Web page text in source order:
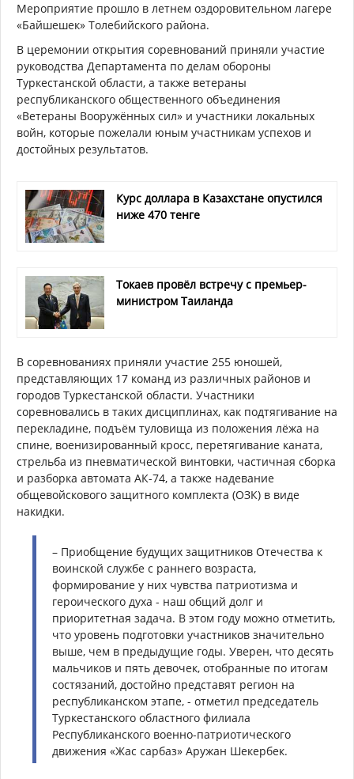
Мероприятие прошло в летнем оздоровительном лагере
«Байшешек» Толебийского района.
В церемонии открытия соревнований приняли участие
руководства Департамента по делам обороны
Туркестанской области, а также ветераны
республиканского общественного объединения
«Ветераны Вооружённых сил» и участники локальных
войн, которые пожелали юным участникам успехов и
достойных результатов.
Курс доллара в Казахстане опустился
ниже 470 тенге
Токаев провёл встречу с премьер-
министром Таиланда
В соревнованиях приняли участие 255 юношей,
представляющих 17 команд из различных районов и
городов Туркестанской области. Участники
соревновались в таких дисциплинах, как подтягивание на
перекладине, подъём туловища из положения лёжа на
спине, военизированный кросс, перетягивание каната,
стрельба из пневматической винтовки, частичная сборка
и разборка автомата АК-74, а также надевание
общевойскового защитного комплекта (ОЗК) в виде
накидки.
– Приобщение будущих защитников Отечества к
воинской службе с раннего возраста,
формирование у них чувства патриотизма и
героического духа - наш общий долг и
приоритетная задача. В этом году можно отметить,
что уровень подготовки участников значительно
выше, чем в предыдущие годы. Уверен, что десять
мальчиков и пять девочек, отобранные по итогам
состязаний, достойно представят регион на
республиканском этапе, - отметил председатель
Туркестанского областного филиала
Республиканского военно-патриотического
движения «Жас сарбаз» Аружан Шекербек.